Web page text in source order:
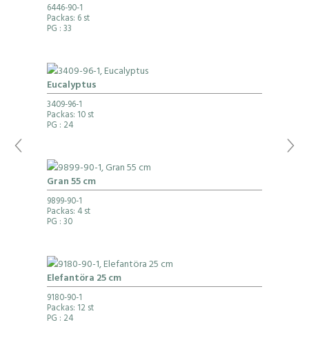
6446-90-1
Packas: 6 st
PG : 33
Eucalyptus
3409-96-1
Packas: 10 st
PG : 24
Gran 55 cm
9899-90-1
Packas: 4 st
PG : 30
Elefantöra 25 cm
9180-90-1
Packas: 12 st
PG : 24